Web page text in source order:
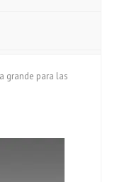
grande para las